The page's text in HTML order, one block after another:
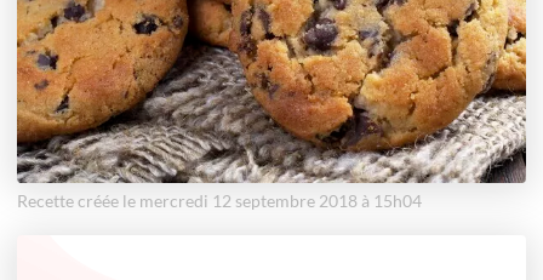
Recette créée le mercredi 12 septembre 2018 à 15h04